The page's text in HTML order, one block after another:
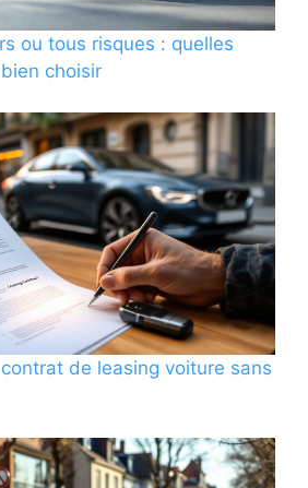
ou tous risques : quelles
choisir
de leasing voiture sans